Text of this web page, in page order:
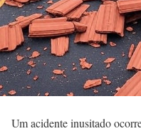
Um acidente inusitado